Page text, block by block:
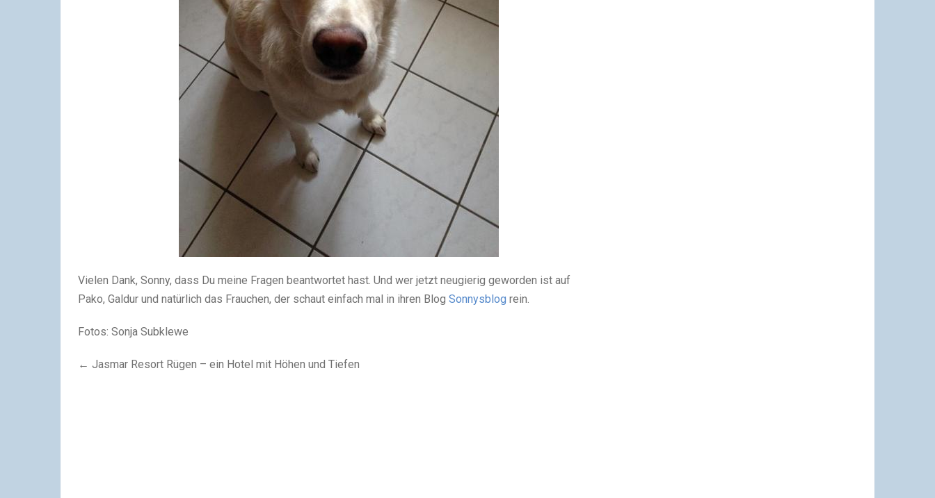
Vielen Dank, Sonny, dass Du meine Fragen beantwortet hast. Und wer jetzt neugierig geworden ist auf
Pako, Galdur und natürlich das Frauchen, der schaut einfach mal in ihren Blog Sonnysblog rein.
Fotos: Sonja Subklewe
← Jasmar Resort Rügen – ein Hotel mit Höhen und Tiefen